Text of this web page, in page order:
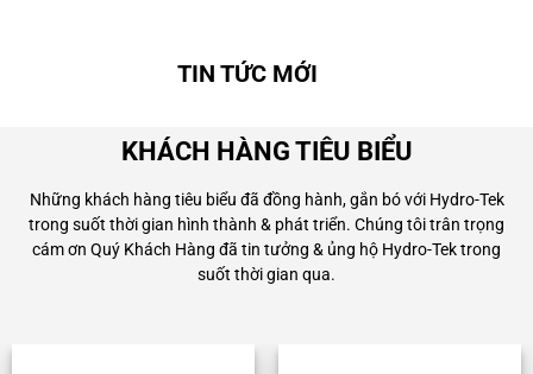
TIN TỨC MỚI
KHÁCH HÀNG TIÊU BIỂU
Những khách hàng tiêu biểu đã đồng hành, gắn bó với Hydro-Tek
trong suốt thời gian hình thành & phát triển. Chúng tôi trân trọng
cám ơn Quý Khách Hàng đã tin tưởng & ủng hộ Hydro-Tek trong
suốt thời gian qua.